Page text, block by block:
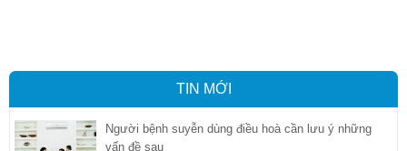
TIN MỚI
Người bệnh suyễn dùng điều hoà cần lưu ý những
vấn đề sau